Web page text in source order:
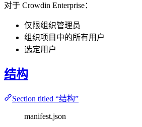
对于 Crowdin Enterprise：
仅限组织管理员
组织项目中的所有用户
选定用户
结构
Section titled “结构”
manifest.json